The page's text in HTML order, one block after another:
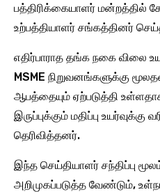
பத்திரிக்கையாளர் மன்றத்தில்
உற்பத்தியாளர் சங்கத்தினர்
எதிர்பாராத தங்க நகை விலை
MSME நிறுவனங்களுக்கு
ஆபத்தையும் ஏற்படுத்தி
இருப்புக்கும் மதிப்பு
தெரிவித்தனர்.
இந்த செய்தியாளர் சந்திப்பு
அறிமுகப்படுத்த வேண்டும்,